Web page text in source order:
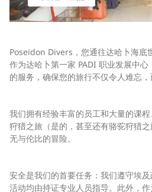
Poseidon Divers，您通往达哈卜海底
作为达哈卜第一家 PADI 职业发展中
的服务，确保您的旅行不仅令人难忘，
我们拥有经验丰富的员工和大量的课
狩猎之旅（是的，甚至还有骆驼狩猎
无与伦比的冒险。
安全是我们的首要任务：我们遵守埃
活动均由持证专业人员指导。此外，